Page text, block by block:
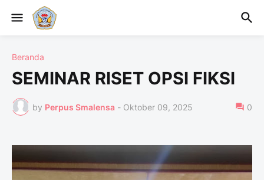
Beranda
SEMINAR RISET OPSI FIKSI
by Perpus Smalensa - Oktober 09, 2025 0